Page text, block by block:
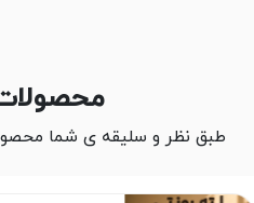
طبق نظر و سلیقه ی شما